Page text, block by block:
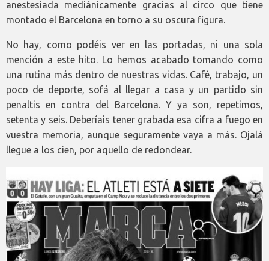
anestesiada mediánicamente gracias al circo que tiene
montado el Barcelona en torno a su oscura figura.
No hay, como podéis ver en las portadas, ni una sola
mención a este hito. Lo hemos acabado tomando como
una rutina más dentro de nuestras vidas. Café, trabajo, un
poco de deporte, sofá al llegar a casa y un partido sin
penaltis en contra del Barcelona. Y ya son, repetimos,
setenta y seis. Deberíais tener grabada esa cifra a fuego en
vuestra memoria, aunque seguramente vaya a más. Ojalá
llegue a los cien, por aquello de redondear.